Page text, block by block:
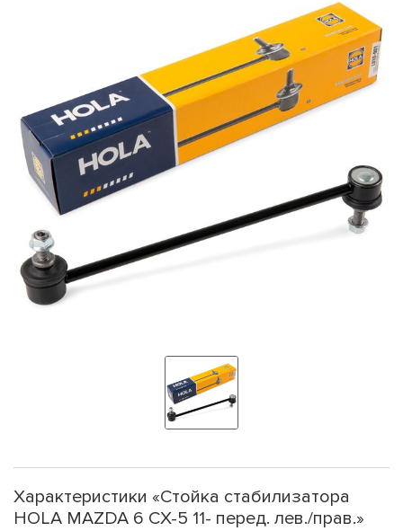
Характеристики «Стойка стабилизатора
HOLA MAZDA 6 CX-5 11- перед. лев./прав.»